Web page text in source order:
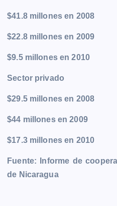
$41.8 millones en 2008
$22.8 millones en 2009
$9.5 millones en 2010
Sector privado
$29.5 millones en 2008
$44 millones en 2009
$17.3 millones en 2010
Fuente: Informe de
de Nicaragua